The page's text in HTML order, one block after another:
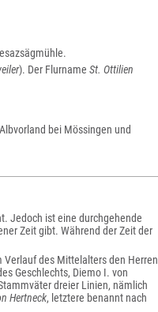
). Der Flurname St. Ottilien
bei Mössingen und
Jedoch ist eine durchgehende
Zeit gibt. Während der Zeit der
Verlauf des Mittelalters den Herren
Geschlechts, Diemo I. von
dreier Linien, nämlich
Hertneck, letztere benannt nach